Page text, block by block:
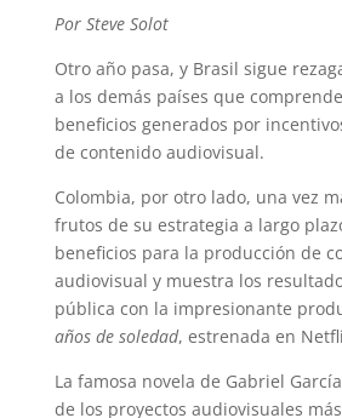
Por Steve Solot
Otro año pasa, y Brasil sigue
a los demás países que
beneficios generados por
de contenido audiovisual.
Colombia, por otro lado, una vez
frutos de su estrategia a largo
beneficios para la producción de
audiovisual y muestra los
pública con la impresionante
años de soledad, estrenada en
La famosa novela de Gabriel
de los proyectos audiovisuales